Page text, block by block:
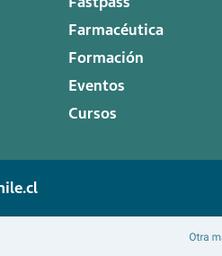
Farmacéutica
Formación
Eventos
Cursos